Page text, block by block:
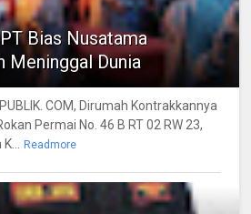
Bias Nusatama
Meninggal Dunia
COM, Dirumah Kontrakkannya
Permai No. 46 B RT 02 RW 23,
Readmore